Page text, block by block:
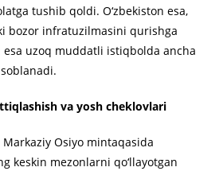
tushib qoldi. O‘zbekiston esa,
bozor infratuzilmasini qurishga
esa uzoq muddatli istiqbolda ancha
va yosh cheklovlari
Osiyo mintaqasida
keskin mezonlarni qo‘llayotgan